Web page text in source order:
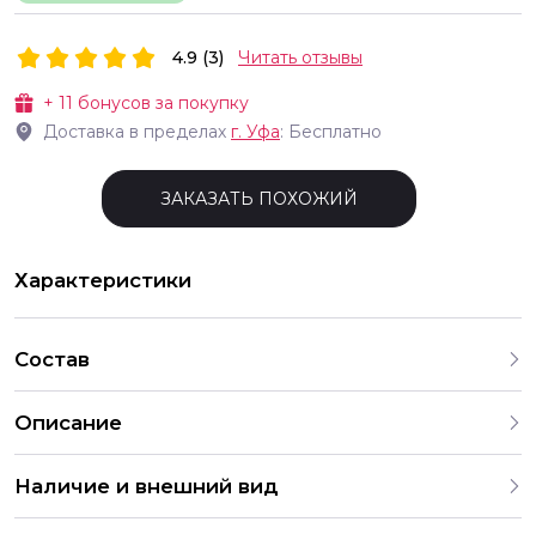
+ 11 бонусов за покупку
Доставка в пределах г. Уфа: Бесплатно
4.9 (3) Читать отзывы
ЗАКАЗАТЬ ПОХОЖИЙ
Характеристики
Состав
Описание
Наличие и внешний вид